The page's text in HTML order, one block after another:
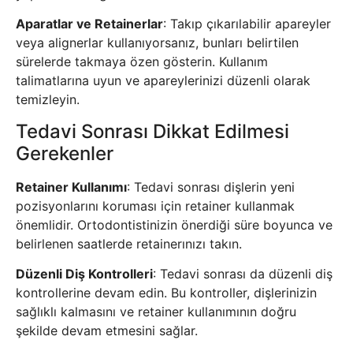
Aparatlar ve Retainerlar: Takıp çıkarılabilir apareyler
veya alignerlar kullanıyorsanız, bunları belirtilen
sürelerde takmaya özen gösterin. Kullanım
talimatlarına uyun ve apareylerinizi düzenli olarak
temizleyin.
Tedavi Sonrası Dikkat Edilmesi
Gerekenler
Retainer Kullanımı: Tedavi sonrası dişlerin yeni
pozisyonlarını koruması için retainer kullanmak
önemlidir. Ortodontistinizin önerdiği süre boyunca ve
belirlenen saatlerde retainerınızı takın.
Düzenli Diş Kontrolleri: Tedavi sonrası da düzenli diş
kontrollerine devam edin. Bu kontroller, dişlerinizin
sağlıklı kalmasını ve retainer kullanımının doğru
şekilde devam etmesini sağlar.